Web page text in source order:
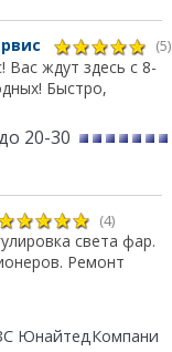
(5)
Вас ждут здесь с 8-
Быстро,
20-30
(4)
света фар.
Ремонт
ЮнайтедКомпани